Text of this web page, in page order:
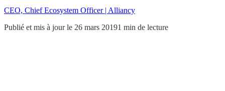
CEO, Chief Ecosystem Officer | Alliancy
Publié et mis à jour le 26 mars 20191 min de lecture